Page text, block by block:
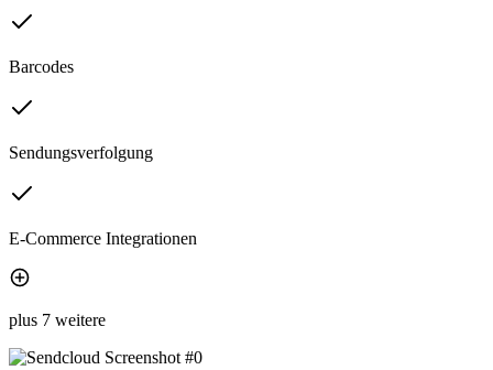
Barcodes
Sendungsverfolgung
E-Commerce Integrationen
plus 7 weitere